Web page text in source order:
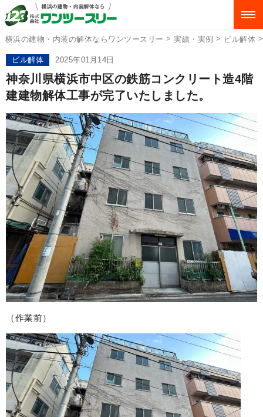
横浜の建物・内装の解体ならワンツースリー >実績・実例 > ビル解体
ビル解体 2025年01月14日
神奈川県横浜市中区の鉄筋コンクリート造4階
建建物解体工事が完了いたしました。
（作業前）